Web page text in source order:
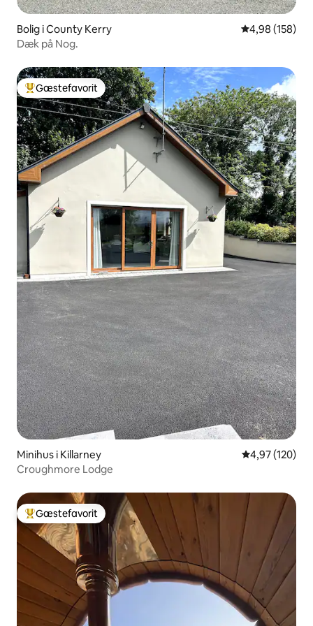
Bolig i County Kerry 4,98 ud af 5 i
4,98 (158)
Dæk på Nog.
Bedste gæstefavorit
Gæstefavorit
Minihus i Killarney 4,97 ud af 5 i
4,97 (120)
Croughmore Lodge
Bedste gæstefavorit
Gæstefavorit